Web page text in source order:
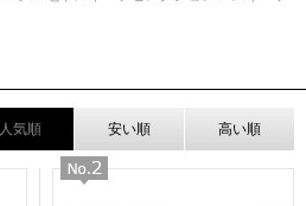
人気順 安い順 高い順